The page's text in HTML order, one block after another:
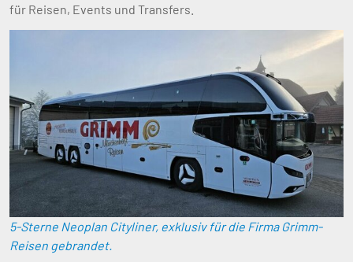
für Reisen, Events und Transfers.
5-Sterne Neoplan Cityliner, exklusiv für die Firma Grimm-
Reisen gebrandet.